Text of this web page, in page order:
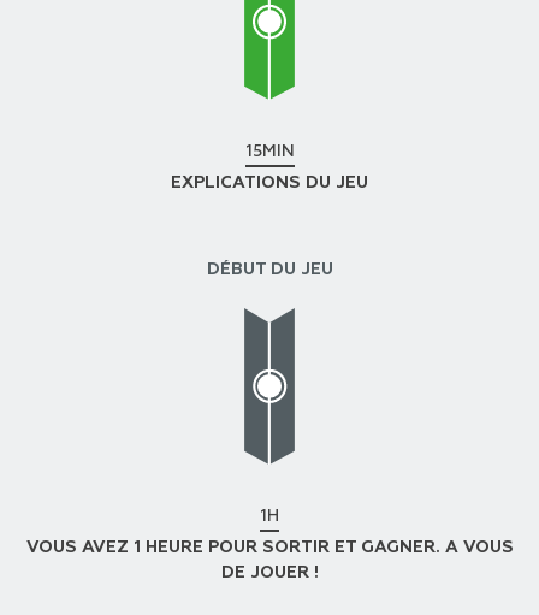
15MIN
EXPLICATIONS DU JEU
DÉBUT DU JEU
1H
VOUS AVEZ 1 HEURE POUR SORTIR ET GAGNER. A VOUS
DE JOUER !